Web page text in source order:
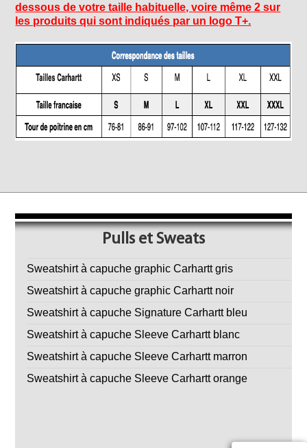
dessous de votre taille habituelle, voire même 2 sur
les produits qui sont indiqués par un logo T+.
Pulls et Sweats
Sweatshirt à capuche graphic Carhartt gris
Sweatshirt à capuche graphic Carhartt noir
Sweatshirt à capuche Signature Carhartt bleu
Sweatshirt à capuche Sleeve Carhartt blanc
Sweatshirt à capuche Sleeve Carhartt marron
Sweatshirt à capuche Sleeve Carhartt orange